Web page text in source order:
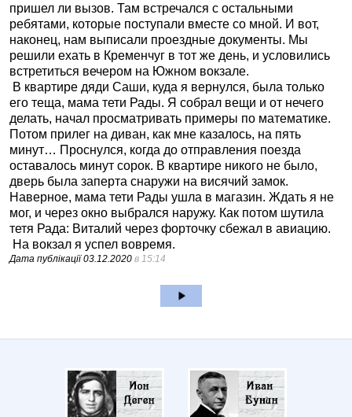
пришел ли вызов. Там встречался с остальными
ребятами, которые поступали вместе со мной. И вот,
наконец, нам выписали проездные документы. Мы
решили ехать в Кременчуг в тот же день, и условились
встретиться вечером на Южном вокзале.
В квартире дяди Саши, куда я вернулся, была только
его теща, мама тети Рады. Я собрал вещи и от нечего
делать, начал просматривать примеры по математике.
Потом прилег на диван, как мне казалось, на пять
минут… Проснулся, когда до отправления поезда
оставалось минут сорок. В квартире никого не было,
дверь была заперта снаружи на висячий замок.
Наверное, мама тети Рады ушла в магазин. Ждать я не
мог, и через окно выбрался наружу. Как потом шутила
тетя Рада: Виталий через форточку сбежал в авиацию.
На вокзал я успел вовремя.
Дата публікації03.12.2020 в 15:14